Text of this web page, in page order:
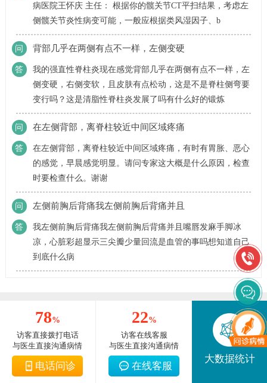
病医院王怀庆 主任： 根据你的髋关节CT平扫结果，考虑左
侧髋关节炎性病变可能，一般应根据类风湿因子、b
问 背部几乎在两侧有点不一样，左侧变硬
答
我的强直性脊柱炎现在感觉背部几乎在两侧有点不一样，左
侧变硬，右侧变软，且皮肤有点松动，这是不是脊柱侧弯要
变行吗？这是清脂性脊柱炎发展了吗有什么好的锻炼
问 在左侧背部，离脊柱较近中间区域疼痛
答
在左侧背部，离脊柱较近中间区域疼痛，有时有胃胀、恶心
的感觉，早晨感觉明显。请问专家这大概是什么原因，检查
时要检查什么。谢谢
问 左侧前胸后背痛我左侧前胸后背痛并且
答
我左侧前胸后背痛我左侧前胸后背痛并且嘴唇发麻手脚冰
凉，心脏彩超显示三尖瓣少量回流是血管的事吗想知道自己
到底什么病
78%
访客直接拨打电话
与医生直接沟通病情
电话问诊
22%
访客在线客服
与医生直接沟通病情
在线客服
大数据统计